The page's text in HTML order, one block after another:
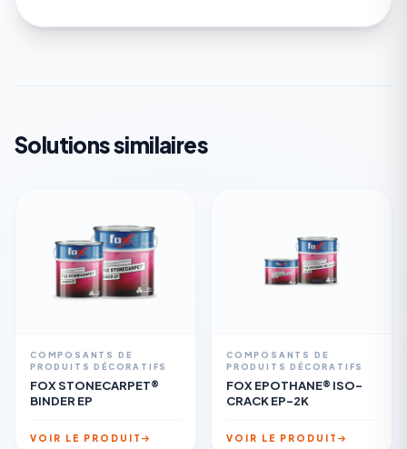
Solutions similaires
COMPOSANTS DE
PRODUITS DÉCORATIFS
FOX STONECARPET®
BINDER EP
VOIR LE PRODUIT
COMPOSANTS DE
PRODUITS DÉCORATIFS
FOX EPOTHANE® ISO-
CRACK EP-2K
VOIR LE PRODUIT